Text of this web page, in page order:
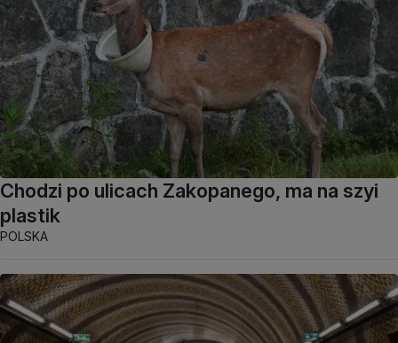
Chodzi po ulicach Zakopanego, ma na szyi
plastik
POLSKA